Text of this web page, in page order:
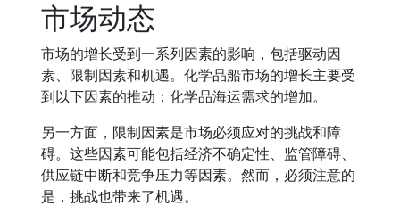
市场动态
市场的增长受到一系列因素的影响，包括驱动因
素、限制因素和机遇。化学品船市场的增长主要受
到以下因素的推动：化学品海运需求的增加。
另一方面，限制因素是市场必须应对的挑战和障
碍。这些因素可能包括经济不确定性、监管障碍、
供应链中断和竞争压力等因素。然而，必须注意的
是，挑战也带来了机遇。